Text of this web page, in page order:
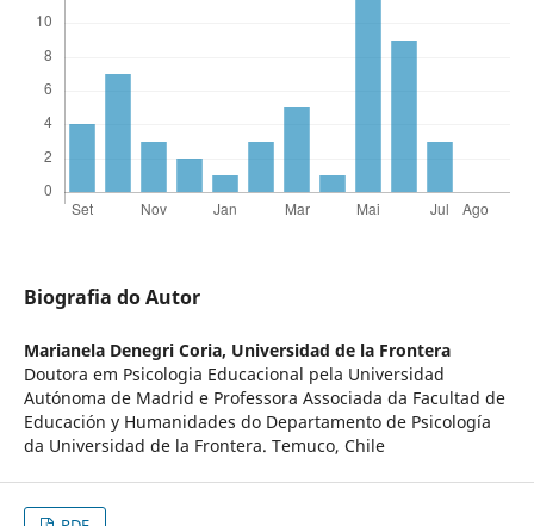
Biografia do Autor
Marianela Denegri Coria, Universidad de la Frontera
Doutora em Psicologia Educacional pela Universidad
Autónoma de Madrid e Professora Associada da Facultad de
Educación y Humanidades do Departamento de Psicología
da Universidad de la Frontera. Temuco, Chile